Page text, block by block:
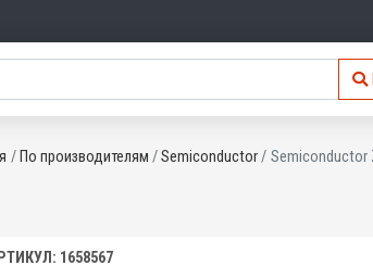
По производителям Semiconductor Semiconductor
1658567